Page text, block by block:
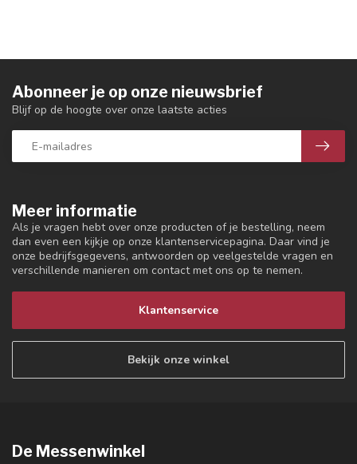
Meer informatie
Als je vragen hebt over onze producten of je bestelling, neem
dan even een kijkje op onze klantenservicepagina. Daar vind je
onze bedrijfsgegevens, antwoorden op veelgestelde vragen en
verschillende manieren om contact met ons op te nemen.
Klantenservice
Bekijk onze winkel
Abonneer je op onze nieuwsbrief
Blijf op de hoogte over onze laatste acties
De Messenwinkel